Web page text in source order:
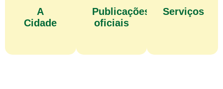
A
Cidade
Publicações
oficiais
Serviços